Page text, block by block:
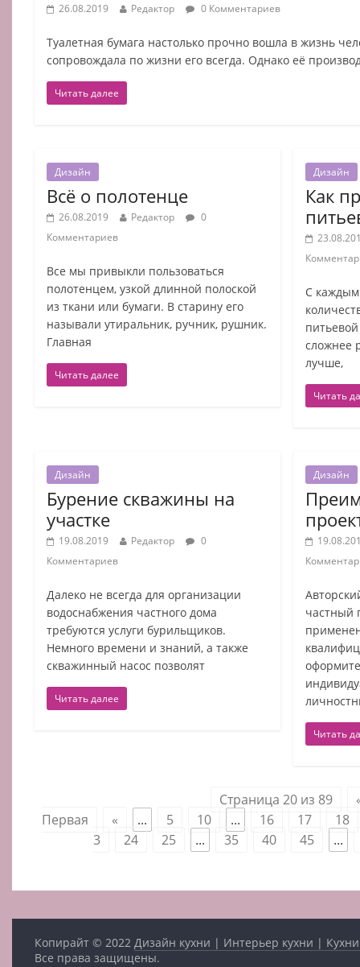
26.08.2019 Редактор 0 Комментариев
Туалетная бумага настолько прочно вошла в жизнь
сопровождала по жизни его всегда. Однако её
Читать далее
Дизайн
Всё о полотенце
26.08.2019 Редактор
0
Комментариев
Все мы привыкли пользоваться
полотенцем, узкой длинной полоской
из ткани или бумаги. В старину его
называли утиральник, ручник, рушник.
Главная
Читать далее
Дизайн
Как
С каждым
сложнее
лучше,
Читать
Дизайн
Бурение скважины на
участке
19.08.2019 Редактор
0
Комментариев
Далеко не всегда для организации
водоснабжения частного дома
требуются услуги бурильщиков.
Немного времени и знаний, а также
скважинный насос позволят
Читать далее
Дизайн
частный
Читать
Страница 20 из 89
Первая
« ... 5 10 ... 16 17
18
3
24 25 ... 35 40 45 ...
Копирайт © 2022Дизайн кухни | Интерьер кухни |
Все права защищены.